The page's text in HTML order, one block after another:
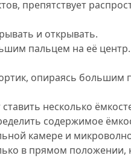
препятствует
и открывать.
пальцем на её
опираясь большим
несколько
содержимое
камере и
в прямом положении,